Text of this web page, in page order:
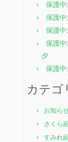
保護
保護
保護
保護
夕
保護
カテゴ
お知ら
さくら
すみれ